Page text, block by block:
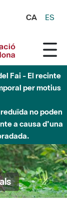
CA ES
Fai - El recinte
per motius
no poden
a causa d'una